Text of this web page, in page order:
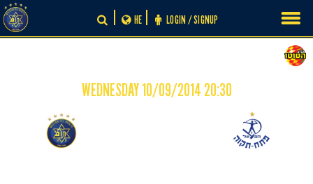
Skip
to
content
LOGIN / SIGNUP
HE
WEDNESDAY 10/09/2014 20:30